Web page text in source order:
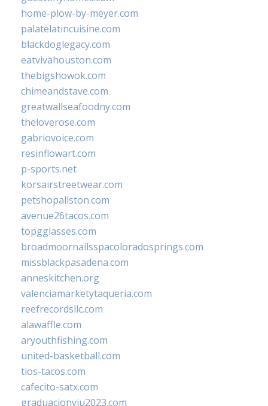
home-plow-by-meyer.com
palatelatincuisine.com
blackdoglegacy.com
eatvivahouston.com
thebigshowok.com
chimeandstave.com
greatwallseafoodny.com
theloverose.com
gabriovoice.com
resinflowart.com
p-sports.net
korsairstreetwear.com
petshopallston.com
avenue26tacos.com
topgglasses.com
broadmoornailsspacoloradosprings.com
missblackpasadena.com
anneskitchen.org
valenciamarketytaqueria.com
reefrecordsllc.com
alawaffle.com
aryouthfishing.com
united-basketball.com
tios-tacos.com
cafecito-satx.com
graduacionviu2023.com